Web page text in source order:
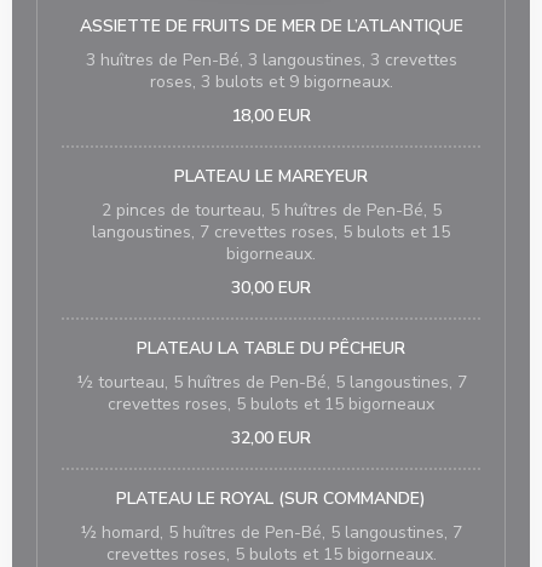
ASSIETTE DE FRUITS DE MER DE L’ATLANTIQUE
3 huîtres de Pen-Bé, 3 langoustines, 3 crevettes
roses, 3 bulots et 9 bigorneaux.
18,00 EUR
PLATEAU LE MAREYEUR
2 pinces de tourteau, 5 huîtres de Pen-Bé, 5
langoustines, 7 crevettes roses, 5 bulots et 15
bigorneaux.
30,00 EUR
PLATEAU LA TABLE DU PÊCHEUR
½ tourteau, 5 huîtres de Pen-Bé, 5 langoustines, 7
crevettes roses, 5 bulots et 15 bigorneaux
32,00 EUR
PLATEAU LE ROYAL (SUR COMMANDE)
½ homard, 5 huîtres de Pen-Bé, 5 langoustines, 7
crevettes roses, 5 bulots et 15 bigorneaux.